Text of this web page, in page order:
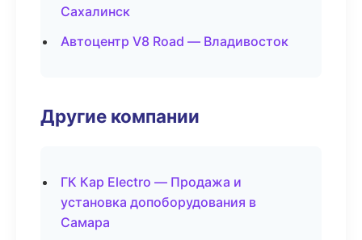
Сахалинск
Автоцентр V8 Road — Владивосток
Другие компании
ГК Кар Electro — Продажа и
установка допоборудования в
Самара